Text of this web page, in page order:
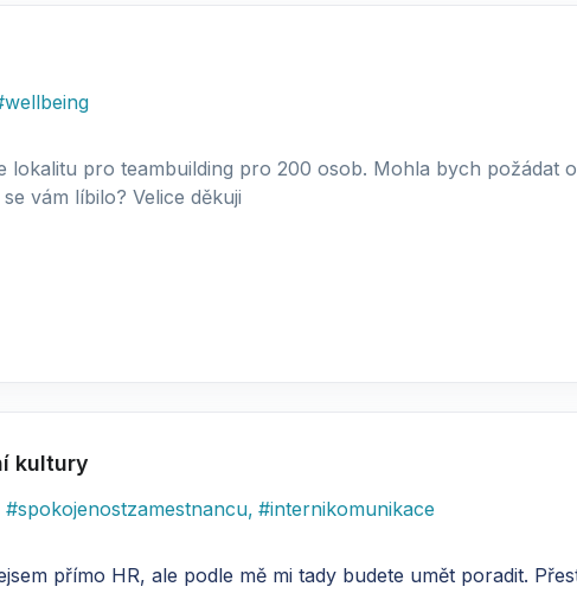
wellbeing
lokalitu pro teambuilding pro 200 osob. Mohla bych požádat
vám líbilo? Velice děkuji
kultury
#spokojenostzamestnancu, #internikomunikace
přímo HR, ale podle mě mi tady budete umět poradit.